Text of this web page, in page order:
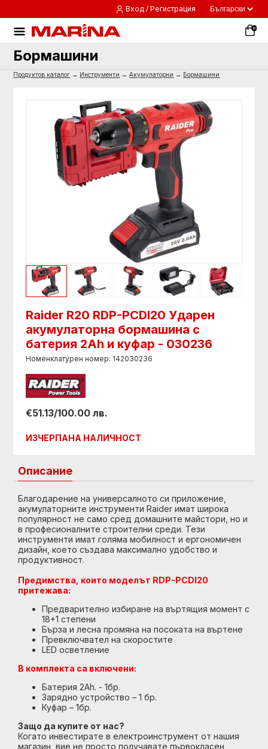
Вход / Регистрация
0
Бормашини
Продуктов каталог → Инструменти →Акумулаторни → Бормашини
Raider R20 RDP-PCDI20 Ударен
акумулаторна бормашина с
батерия 2Ah и куфар - 030236
Номенклатурен номер: 142030236
€51.13/100.00 лв.
ИЗЧЕРПАНА НАЛИЧНОСТ
Описание
Благодарение на универсалното си приложение,
акумулаторните инструменти Raider имат широка
популярност не само сред домашните майстори, но и
в професионалните строителни среди. Тези
инструменти имат голяма мобилност и ергономичен
дизайн, което създава максимално удобство и
продуктивност.
Предимства, които моделът RDP-PCDI20
притежава:
Предварително избиране на въртящия момент с
18+1 степени
Бърза и лесна промяна на посоката на въртене
Превключвател на скоростите
LED осветление
В комплекта са включени:
Батерия 2Ah. - 1бр.
Зарядно устройство – 1 бр.
Куфар – 1бр.
Защо да купите от нас?
Когато инвестирате в електроинструмент от нашия
магазин, вие не просто получавате първокласен